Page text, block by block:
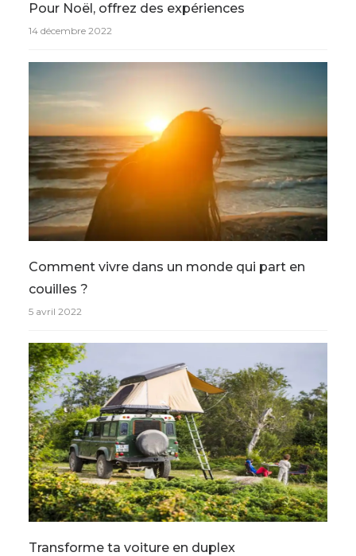
Pour Noël, offrez des expériences
14 décembre 2022
Comment vivre dans un monde qui part en
couilles ?
5 avril 2022
Transforme ta voiture en duplex